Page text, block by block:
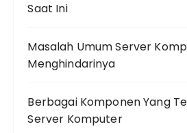
Saat Ini
Masalah Umum Server
Menghindarinya
Berbagai Komponen Yang
Server Komputer